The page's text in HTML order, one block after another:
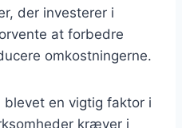
der investerer i
at forbedre
omkostningerne.
en vigtig faktor i
kræver i